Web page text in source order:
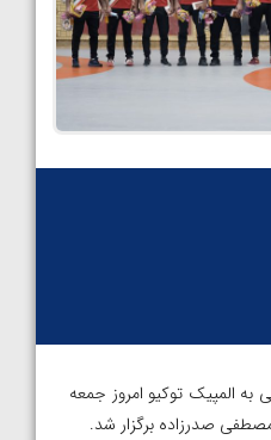
به المپیک توکیو امروز جمعه
صدرزاده برگزار شد.